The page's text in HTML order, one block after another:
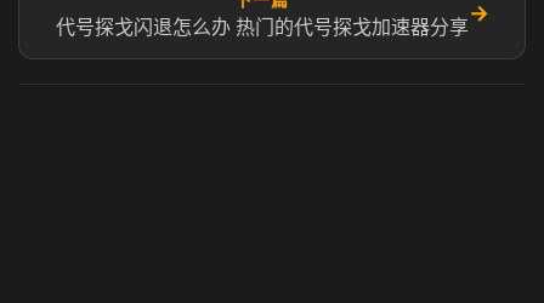
代号探戈闪退怎么办 热门的代号探戈加速器分享
→